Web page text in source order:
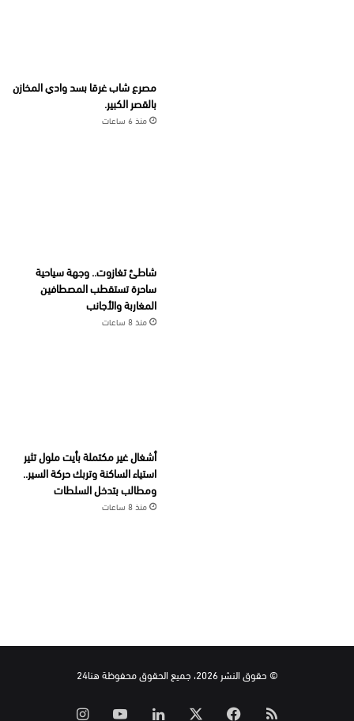
مصرع شاب غرقا بسد وادي المخازن
بالقصر الكبير.
منذ 6 ساعات
شاطئ تغازوت.. وجهة سياحية
ساحرة تستقطب المصطافين
المغاربة والأجانب
منذ 8 ساعات
أشغال غير مكتملة بأيت ملول تثير
استياء الساكنة وتربك حركة السير..
ومطالب بتدخل السلطات
منذ 8 ساعات
© حقوق النشر 2026، جميع الحقوق محفوظة هنا24
ملخص فيسبوك لينكدإن ‫YouTube